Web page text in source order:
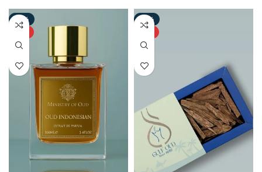
-45%
-28%